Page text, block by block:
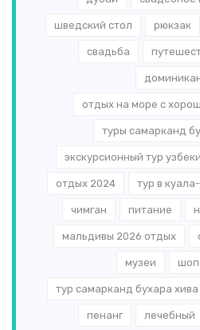
шведский стол рюкзак
свадьба
отдых на море с
туры самарканд
экскурсионный тур
отдых 2024 тур в
чимган питание
мальдивы 2026 отдых
музеи
тур самарканд бухара хива
пенанг лечебный